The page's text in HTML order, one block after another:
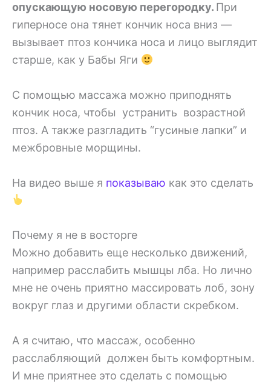
опускающую носовую перегородку. При
гиперносе она тянет кончик носа вниз —
вызывает птоз кончика носа и лицо выглядит
старше, как у Бабы Яги
С помощью массажа можно приподнять
кончик носа, чтобы устранить возрастной
птоз. А также разгладить “гусиные лапки” и
межбровные морщины.
На видео выше я показываю как это сделать
Почему я не в восторге
Можно добавить еще несколько движений,
например расслабить мышцы лба. Но лично
мне не очень приятно массировать лоб, зону
вокруг глаз и другими области скребком.
А я считаю, что массаж, особенно
расслабляющий должен быть комфортным.
И мне приятнее это сделать с помощью